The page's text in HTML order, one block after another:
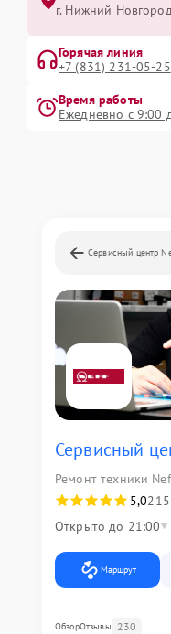
г. Нижний
Горячая линия
+7 (831) 231-05-25
Время работы
Ежедневно с 9:00
Сервисный центр
Сервисный
Ремонт техники
5,0
Открыто до 21:00
Маршрут
ОбзорОтзывы 230